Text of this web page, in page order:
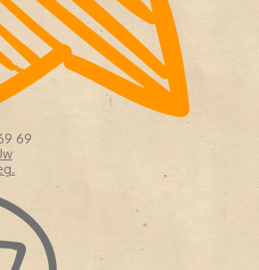
69